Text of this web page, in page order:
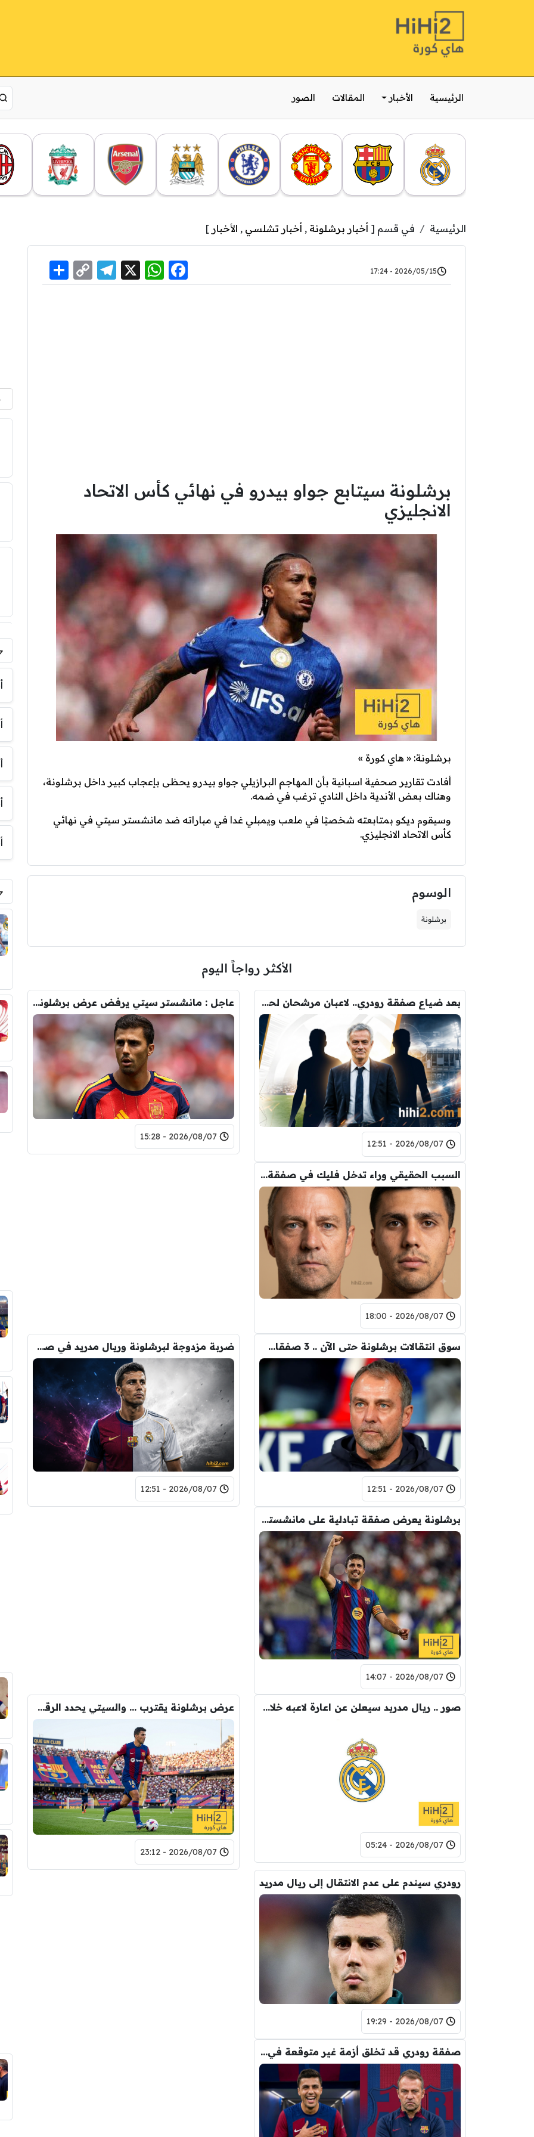
الرئيسية الأخبار المقالات الصور
الرئيسية في قسم [ أخبار برشلونة , أخبار تشلسي , الأخبار ]
2026/05/15 - 17:24
Facebook
WhatsApp
X
Telegram
Copy
Link
برشلونة سيتابع جواو بيدرو في نهائي كأس الاتحاد
الانجليزي
برشلونة: « هاي كورة »
أفادت تقارير صحفية اسبانية بأن المهاجم البرازيلي جواو بيدرو يحظى بإعجاب كبير داخل برشلونة،
وهناك بعض الأندية داخل النادي ترغب في ضمه.
وسيقوم ديكو بمتابعته شخصيًا في ملعب ويمبلي غدا في مباراته ضد مانشستر سيتي في نهائي
كأس الاتحاد الانجليزي.
الوسوم
برشلونة
الأكثر رواجاً اليوم
بعد ضياع صفقة رودري.. لاعبان مرشحان لحل أزمة ريال مدريد
2026/08/07 - 12:51
عاجل : مانشستر سيتي يرفض عرض برشلونة الاول لضم رودري.. ويسخر من قيمته
2026/08/07 - 15:28
السبب الحقيقي وراء تدخل فليك في صفقة رودري
2026/08/07 - 18:00
سوق انتقالات برشلونة حتى الآن .. 3 صفقات و 5 راحلين
2026/08/07 - 12:51
ضربة مزدوجة لبرشلونة وريال مدريد في صفقة رودري
2026/08/07 - 12:51
برشلونة يعرض صفقة تبادلية على مانشستر سيتي
2026/08/07 - 14:07
صور .. ريال مدريد سيعلن عن اعارة لاعبه خلال ساعات
2026/08/07 - 05:24
عرض برشلونة يقترب … والسيتي يحدد الرقم النهائي لبيع رودري
2026/08/07 - 23:12
رودري سيندم على عدم الانتقال إلى ريال مدريد
2026/08/07 - 19:29
صفقة رودري قد تخلق أزمة غير متوقعة في برشلونة